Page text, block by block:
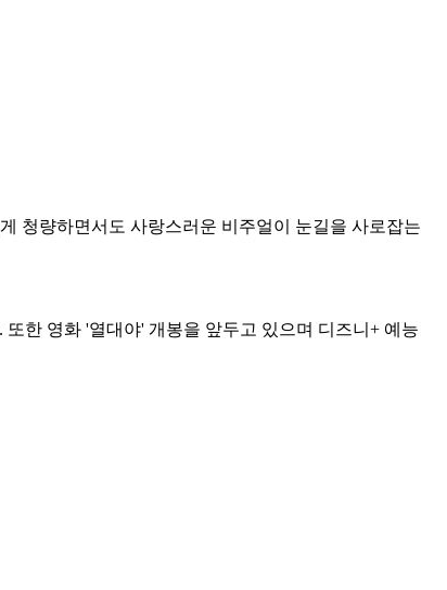
청량하면서도 사랑스러운 비주얼이 눈길을 사로잡는
한 영화 '열대야' 개봉을 앞두고 있으며 디즈니+ 예능